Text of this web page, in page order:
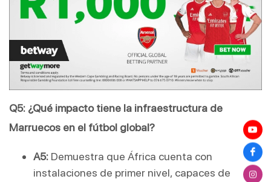
Q5: ¿Qué impacto tiene la infraestructura de
Marruecos en el fútbol global?
A5: Demuestra que África cuenta con
instalaciones de primer nivel, capaces de